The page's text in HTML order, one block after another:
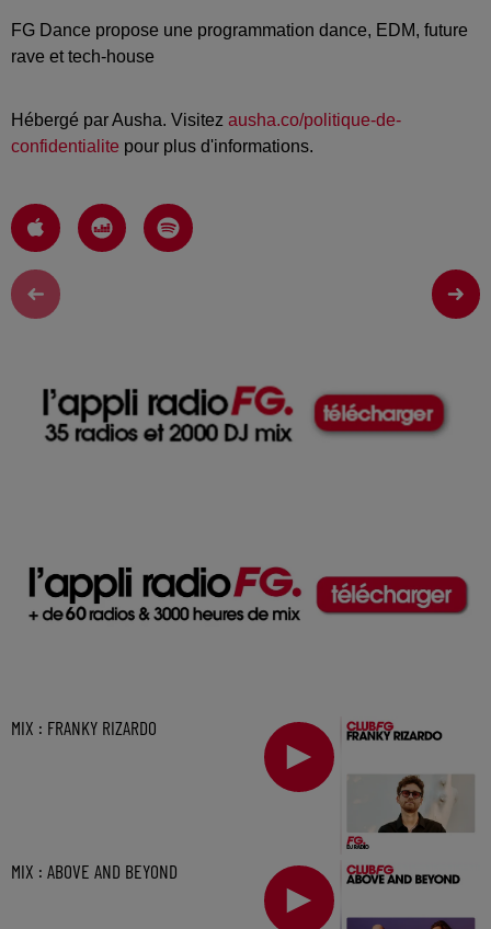
FG Dance propose une programmation dance, EDM, future
rave et tech-house
Hébergé par Ausha. Visitez ausha.co/politique-de-
confidentialite pour plus d'informations.
MIX : FRANKY RIZARDO
MIX : ABOVE AND BEYOND